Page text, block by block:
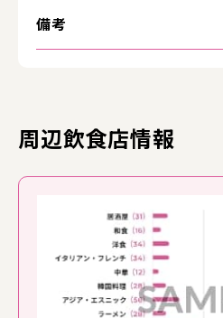
備考
周辺飲食店情報